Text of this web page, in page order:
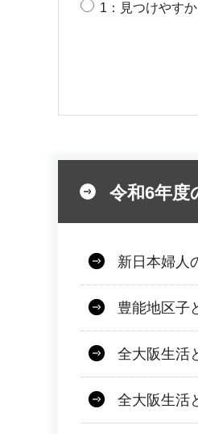
1：見つけやす
令和6年度
新日本婦人
豊能地区子
全大阪生活
全大阪生活